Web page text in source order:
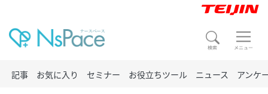
記事 お気に入り セミナー お役立ちツール ニュース アンケ